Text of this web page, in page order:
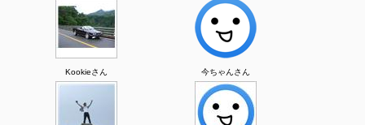
Kookieさん 今ちゃんさん